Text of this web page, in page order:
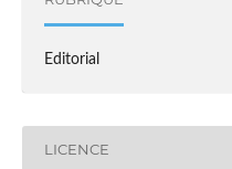
Editorial
LICENCE